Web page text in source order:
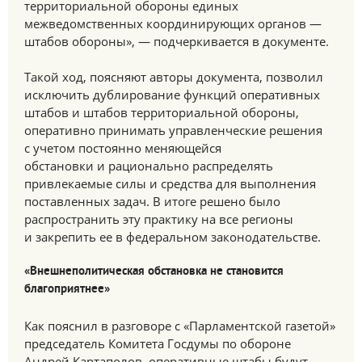
территориальной обороны единых
межведомственных координирующих органов —
штабов обороны», — подчеркивается в документе.
Такой ход, поясняют авторы документа, позволил
исключить дублирование функций оперативных
штабов и штабов территориальной обороны,
оперативно принимать управленческие решения
с учетом постоянно меняющейся
обстановки и рационально распределять
привлекаемые силы и средства для выполнения
поставленных задач. В итоге решено было
распространить эту практику на все регионы
и закрепить ее в федеральном законодательстве.
«Внешнеполитическая обстановка не становится
благоприятнее»
Как пояснил в разговоре с «Парламентской газетой»
председатель Комитета Госдумы по обороне